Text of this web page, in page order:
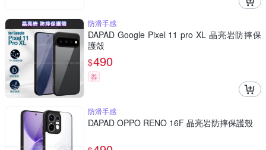
防滑手感
DAPAD Google Pixel 11 pro XL 晶亮岩防摔保
護殼
$490
券
防滑手感
DAPAD OPPO RENO 16F 晶亮岩防摔保護殼